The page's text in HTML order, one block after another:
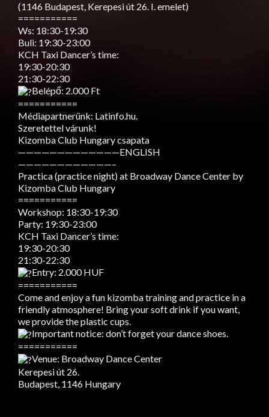
(1146 Budapest, Kerepesi út 26. I. emelet)
===========
Ws: 18:30-19:30
Buli: 19:30-23:00
KCH Taxi Dancer’s time:
19:30-20:30
21:30-22:30
Belépő: 2.000 Ft
===========
Médiapartnerünk: Latinfo.hu.
Szeretettel várunk!
Kizomba Club Hungary csapata
—————————————ENGLISH
————————————–
Practica (practice night) at Broadway Dance Center by
Kizomba Club Hungary
===========
Workshop: 18:30-19:30
Party: 19:30-23:00
KCH Taxi Dancer’s time:
19:30-20:30
21:30-22:30
Entry: 2.000 HUF
===========
Come and enjoy a fun kizomba training and practice in a
friendly atmosphere! Bring your soft drink if you want,
we provide the plastic cups.
Important notice: don’t forget your dance shoes.
===========
Venue: Broadway Dance Center
Kerepesi út 26.
Budapest, 1146 Hungary